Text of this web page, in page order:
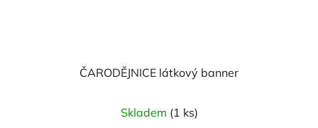
ČARODĚJNICE látkový banner
Skladem (1 ks)